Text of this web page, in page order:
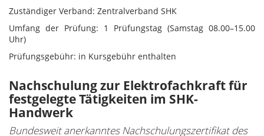
Zuständiger Verband: Zentralverband SHK
Umfang der Prüfung: 1 Prüfungstag (Samstag 08.00–15.00
Uhr)
Prüfungsgebühr: in Kursgebühr enthalten
Nachschulung zur Elektrofachkraft für
festgelegte Tätigkeiten im SHK-
Handwerk
Bundesweit anerkanntes Nachschulungszertifikat des